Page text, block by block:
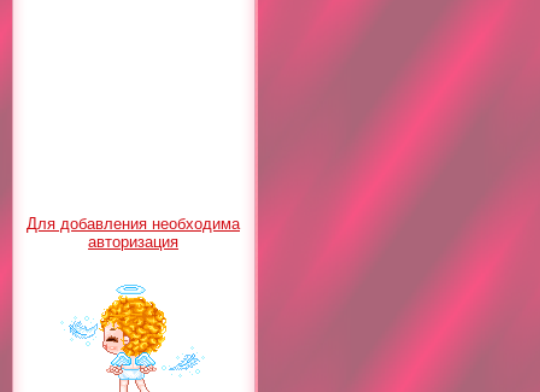
Для добавления необходима
авторизация